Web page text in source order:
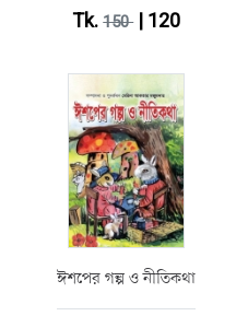
Tk.150| 120
ঈশপের গল্প ও নীতিকথা